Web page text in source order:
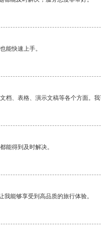
能快速上手。
档、表格、演示文稿等各个方面。
能得到及时解决。
能够享受到高品质的旅行体验。